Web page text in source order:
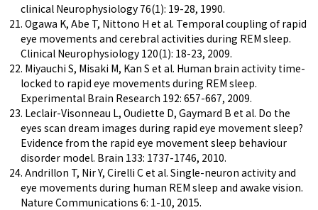
clinical Neurophysiology 76(1): 19-28, 1990.
21. Ogawa K, Abe T, Nittono H et al. Temporal coupling of rapid
eye movements and cerebral activities during REM sleep.
Clinical Neurophysiology 120(1): 18-23, 2009.
22. Miyauchi S, Misaki M, Kan S et al. Human brain activity time-
locked to rapid eye movements during REM sleep.
Experimental Brain Research 192: 657-667, 2009.
23. Leclair-Visonneau L, Oudiette D, Gaymard B et al. Do the
eyes scan dream images during rapid eye movement sleep?
Evidence from the rapid eye movement sleep behaviour
disorder model. Brain 133: 1737-1746, 2010.
24. Andrillon T, Nir Y, Cirelli C et al. Single-neuron activity and
eye movements during human REM sleep and awake vision.
Nature Communications 6: 1-10, 2015.